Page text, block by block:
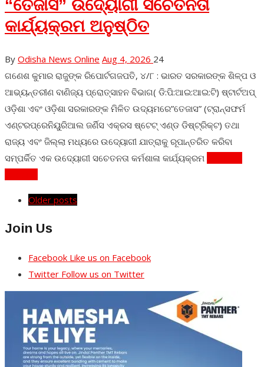
“ତେଜାସ” ଉଦ୍ୟୋଗୀ ସଚେତନତା
କାର୍ଯ୍ୟକ୍ରମ ଅନୁଷ୍ଠିତ
By Odisha News Online Aug 4, 2026 24
ଗଣେଶ କୁମାର ରାଜୁଙ୍କ ରିପୋର୍ଟଗଜପତି, ୪/୮ : ଭାରତ ସରକାରଙ୍କ ଶିଳ୍ପ ଓ
ଆଭ୍ୟନ୍ତରୀଣ ବାଣିଜ୍ୟ ପ୍ରୋତ୍ସାହନ ବିଭାଗ( ଡି:ପି:ଆଇ:ଆଇ:ଟି) ଷ୍ଟାର୍ଟଅପ୍
ଓଡ଼ିଶା ଏବଂ ଓଡ଼ିଶା ସରକାରଙ୍କ ମିଳିତ ଉଦ୍ୟମରେ”ତେଜାସ” (ଟ୍ରାନ୍ସଫର୍ମ
ଏଣ୍ଟରପ୍ରେନିୟୁରିଆଲ ଜର୍ଣିସ ଏକ୍ରସ ଷ୍ଟେଟ୍ ଏଣ୍ଡ ଡିଷ୍ଟ୍ରିକ୍ଟ) ତଥା
ରାଜ୍ୟ ଏବଂ ଜିଲ୍ଲା ମଧ୍ୟରେ ଉଦ୍ୟୋଗୀ ଯାତ୍ରାକୁ ରୂପାନ୍ତରିତ କରିବା
ସମ୍ପର୍କିତ ଏକ ଉଦ୍ୟୋଗୀ ସଚେତନତା କର୍ମଶାଳା କାର୍ଯ୍ୟକ୍ରମ
Older posts
Join Us
Facebook Like us on Facebook
Twitter Follow us on Twitter